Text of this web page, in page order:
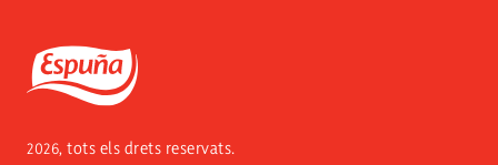
Espuña
2026, tots els drets reservats.